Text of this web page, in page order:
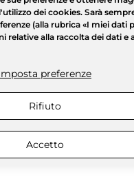
dei cookies. Sarà
(alla rubrica «I miei dati
relative alla raccolta dei dati e
preferenze
Rifiuto
Accetto